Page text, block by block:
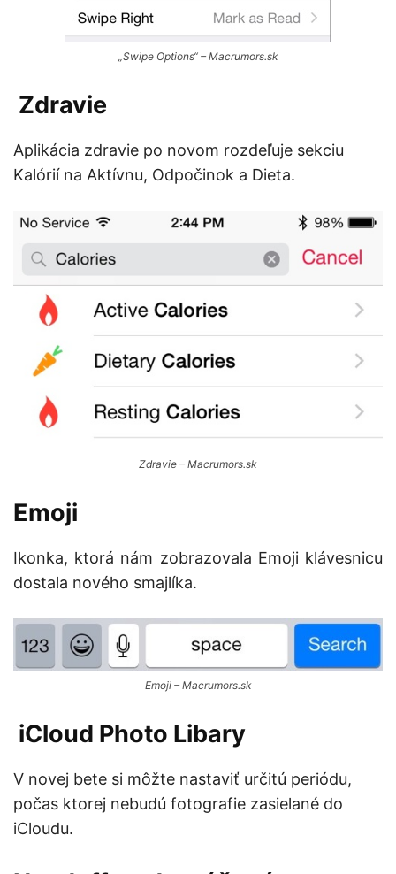
„Swipe Options“ – Macrumors.sk
Zdravie
Aplikácia zdravie po novom rozdeľuje sekciu
Kalórií na Aktívnu, Odpočinok a Dieta.
Zdravie – Macrumors.sk
Emoji
Ikonka, ktorá nám zobrazovala Emoji klávesnicu
dostala nového smajlíka.
Emoji – Macrumors.sk
iCloud Photo Libary
V novej bete si môžte nastaviť určitú periódu,
počas ktorej nebudú fotografie zasielané do
iCloudu.